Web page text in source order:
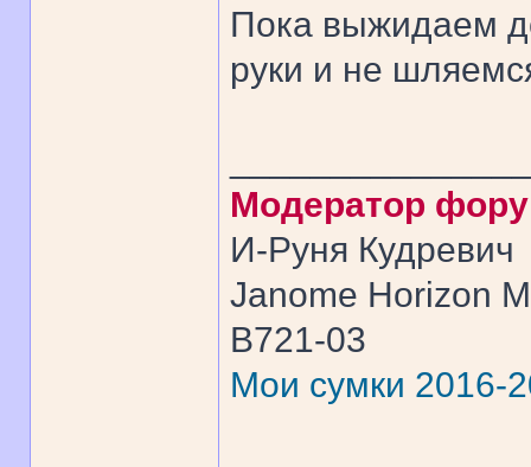
Пока выжидаем
руки и не
Модератор
И-Руня Кудревич
Janome Horizon
B721-03
Мои сумки 2016-